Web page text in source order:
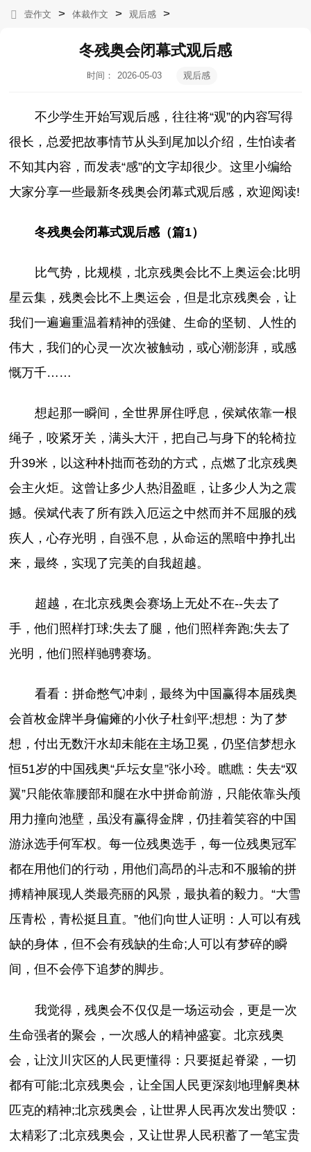
壹作文 > 体裁作文 > 观后感 >
冬残奥会闭幕式观后感
时间：
2026-05-03
观后感
不少学生开始写观后感，往往将“观”的内容写得
很长，总爱把故事情节从头到尾加以介绍，生怕读者
不知其内容，而发表“感”的文字却很少。这里小编给
大家分享一些最新冬残奥会闭幕式观后感，欢迎阅读!
冬残奥会闭幕式观后感（篇1）
比气势，比规模，北京残奥会比不上奥运会;比明
星云集，残奥会比不上奥运会，但是北京残奥会，让
我们一遍遍重温着精神的强健、生命的坚韧、人性的
伟大，我们的心灵一次次被触动，或心潮澎湃，或感
慨万千……
想起那一瞬间，全世界屏住呼息，侯斌依靠一根
绳子，咬紧牙关，满头大汗，把自己与身下的轮椅拉
升39米，以这种朴拙而苍劲的方式，点燃了北京残奥
会主火炬。这曾让多少人热泪盈眶，让多少人为之震
撼。侯斌代表了所有跌入厄运之中然而并不屈服的残
疾人，心存光明，自强不息，从命运的黑暗中挣扎出
来，最终，实现了完美的自我超越。
超越，在北京残奥会赛场上无处不在--失去了
手，他们照样打球;失去了腿，他们照样奔跑;失去了
光明，他们照样驰骋赛场。
看看：拼命憋气冲刺，最终为中国赢得本届残奥
会首枚金牌半身偏瘫的小伙子杜剑平;想想：为了梦
想，付出无数汗水却未能在主场卫冕，仍坚信梦想永
恒51岁的中国残奥“乒坛女皇”张小玲。瞧瞧：失去“双
翼”只能依靠腰部和腿在水中拼命前游，只能依靠头颅
用力撞向池壁，虽没有赢得金牌，仍挂着笑容的中国
游泳选手何军权。每一位残奥选手，每一位残奥冠军
都在用他们的行动，用他们高昂的斗志和不服输的拼
搏精神展现人类最亮丽的风景，最执着的毅力。“大雪
压青松，青松挺且直。”他们向世人证明：人可以有残
缺的身体，但不会有残缺的生命;人可以有梦碎的瞬
间，但不会停下追梦的脚步。
我觉得，残奥会不仅仅是一场运动会，更是一次
生命强者的聚会，一次感人的精神盛宴。北京残奥
会，让汶川灾区的人民更懂得：只要挺起脊梁，一切
都有可能;北京残奥会，让全国人民更深刻地理解奥林
匹克的精神;北京残奥会，让世界人民再次发出赞叹：
太精彩了;北京残奥会，又让世界人民积蓄了一笔宝贵